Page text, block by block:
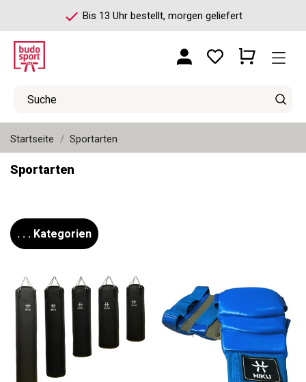
check Bis 13 Uhr bestellt, morgen geliefert
Startseite Sportarten
Sportarten
. . . Kategorien